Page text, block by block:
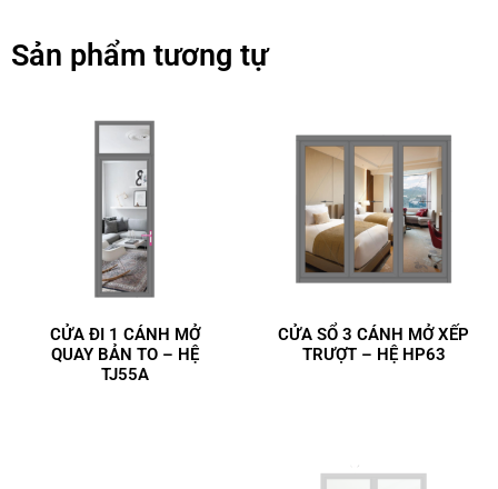
Sản phẩm tương tự
CỬA ĐI 1 CÁNH MỞ
QUAY BẢN TO – HỆ
TJ55A
CỬA SỔ 3 CÁNH MỞ XẾP
TRƯỢT – HỆ HP63